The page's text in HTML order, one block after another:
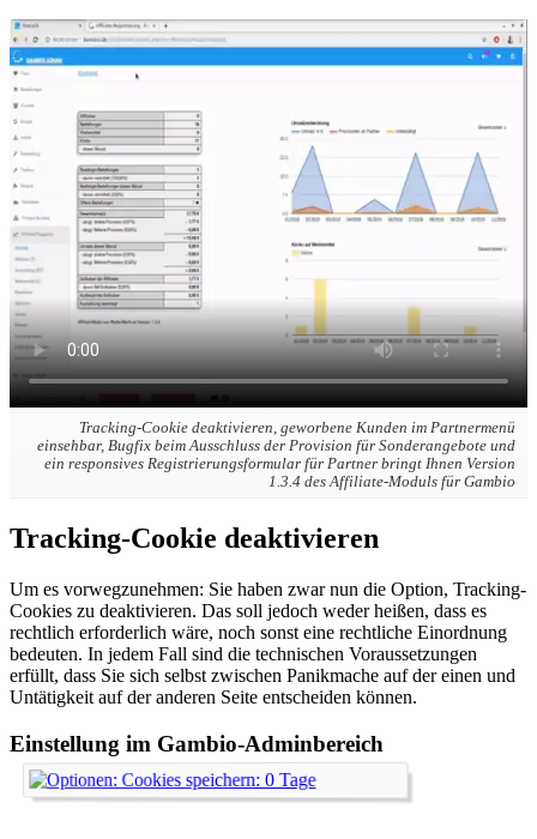
Tracking-Cookie deaktivieren, geworbene Kunden im Partnermenü
einsehbar, Bugfix beim Ausschluss der Provision für Sonderangebote und
ein responsives Registrierungsformular für Partner bringt Ihnen Version
1.3.4 des Affiliate-Moduls für Gambio
Tracking-Cookie deaktivieren
Um es vorwegzunehmen: Sie haben zwar nun die Option, Tracking-
Cookies zu deaktivieren. Das soll jedoch weder heißen, dass es
rechtlich erforderlich wäre, noch sonst eine rechtliche Einordnung
bedeuten. In jedem Fall sind die technischen Voraussetzungen
erfüllt, dass Sie sich selbst zwischen Panikmache auf der einen und
Untätigkeit auf der anderen Seite entscheiden können.
Einstellung im Gambio-Adminbereich